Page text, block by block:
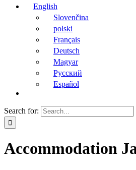
English
Slovenčina
polski
Français
Deutsch
Magyar
Русский
Español
Search for:
Accommodation